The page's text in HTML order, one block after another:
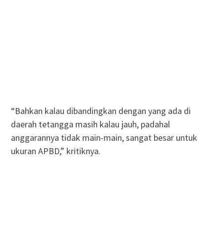
“Bahkan kalau dibandingkan dengan yang ada di
daerah tetangga masih kalau jauh, padahal
anggarannya tidak main-main, sangat besar untuk
ukuran APBD,” kritiknya.